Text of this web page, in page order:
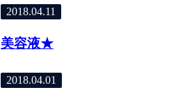
2018.04.11
美容液★
2018.04.01